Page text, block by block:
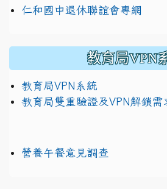
仁和國中退休聯誼會專網
教育局VPN
教育局VPN系統
教育局雙重驗證及VPN解鎖需
營養午餐意見調查